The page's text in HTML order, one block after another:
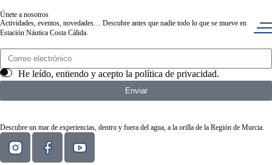
Únete a nosotros
Actividades, eventos, novedades… Descubre antes que nadie todo lo que se mueve en
Estación Náutica Costa Cálida.
He leído, entiendo y acepto la política de privacidad.
Enviar
Descubre un mar de experiencias, dentro y fuera del agua, a la orilla de la Región de Murcia.